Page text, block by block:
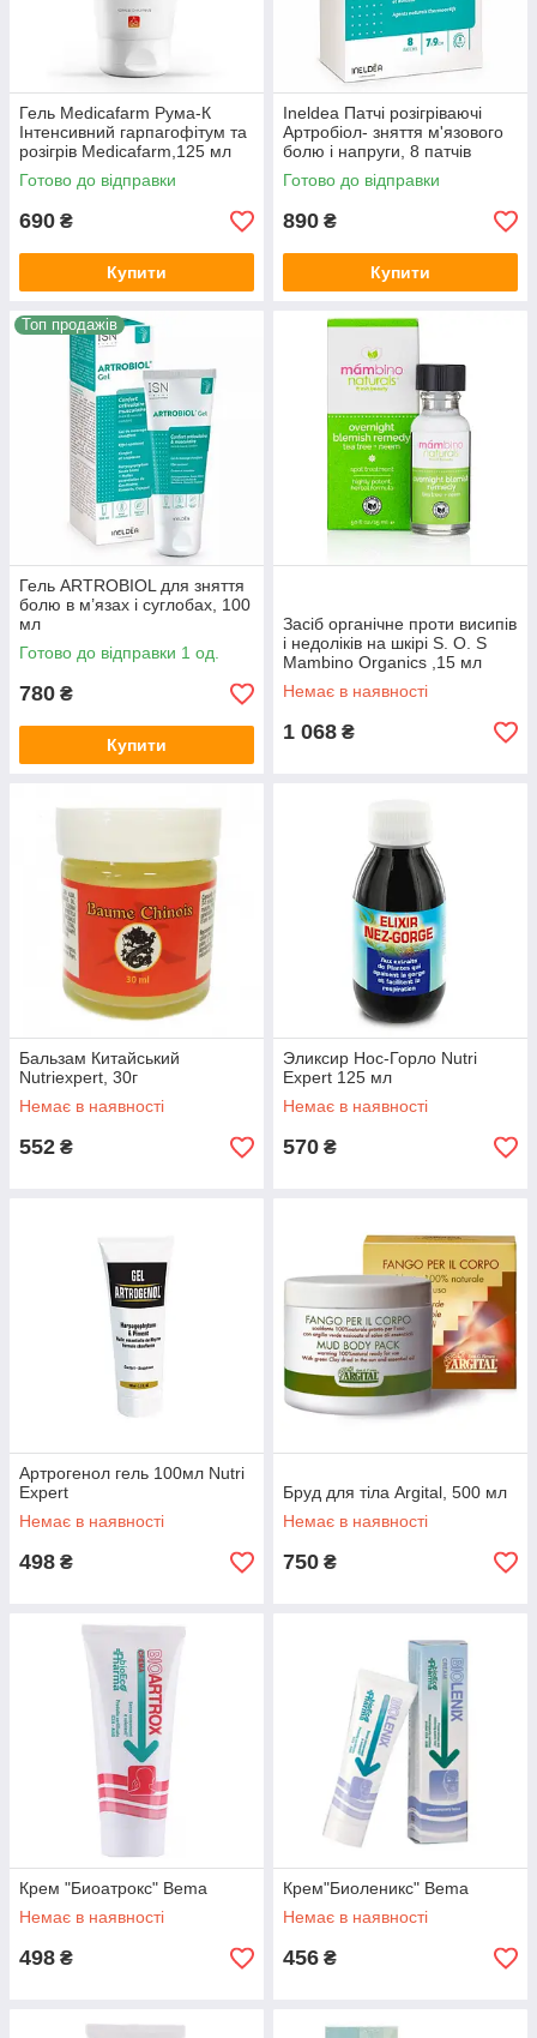
Гель Medicafarm Рума-К
Інтенсивний гарпагофітум та
розігрів Medicafarm,125 мл
Готово до відправки
690 ₴
Купити
Ineldea Патчі розігріваючі
Артробіол- зняття м'язового
болю і напруги, 8 патчів
Готово до відправки
890 ₴
Купити
Топ продажів
Гель ARTROBIOL для зняття
болю в м’язах і суглобах, 100
мл
Готово до відправки 1 од.
780 ₴
Купити
Засіб органічне проти висипів
і недоліків на шкірі S. O. S
Mambino Organics ,15 мл
Немає в наявності
1 068 ₴
Бальзам Китайський
Nutriexpert, 30г
Немає в наявності
552 ₴
Эликсир Нос-Горло Nutri
Expert 125 мл
Немає в наявності
570 ₴
Артрогенол гель 100мл Nutri
Expert
Немає в наявності
498 ₴
Бруд для тіла Argital, 500 мл
Немає в наявності
750 ₴
Крем "Биоатрокс" Bema
Немає в наявності
498 ₴
Крем"Биоленикс" Bema
Немає в наявності
456 ₴